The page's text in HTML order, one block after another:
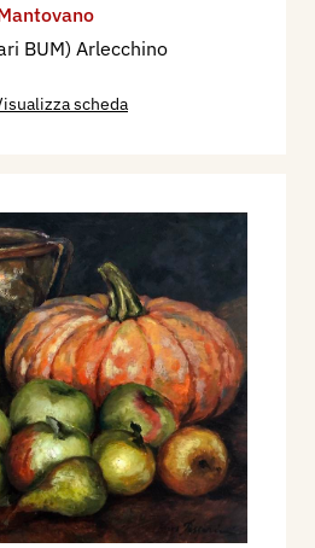
BUM) Arlecchino
scheda